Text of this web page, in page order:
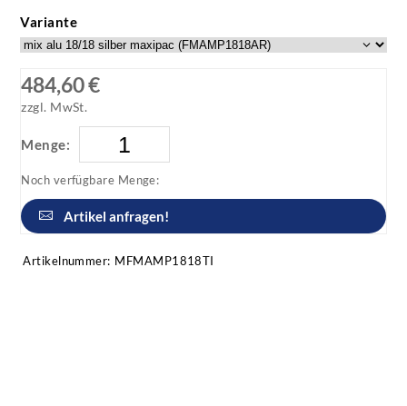
Variante
484,60 €
zzgl. MwSt.
Menge:
Noch verfügbare Menge:
Artikel anfragen!
Artikelnummer: MFMAMP1818TI